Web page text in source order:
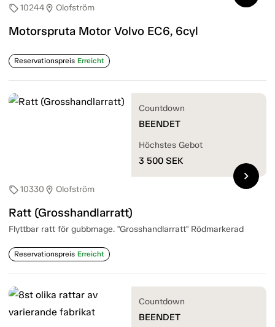
sell10244location_on Olofström
Motorspruta Motor Volvo EC6, 6cyl
Reservationspreis Erreicht
sell10330 location_on Olofström
Ratt (Grosshandlarratt)
Flyttbar ratt för gubbmage. "Grosshandlarratt" Rödmarkerad
Reservationspreis Erreicht
Countdown
BEENDET
Höchstes Gebot
3 500 SEK
chevron_right
Countdown
BEENDET